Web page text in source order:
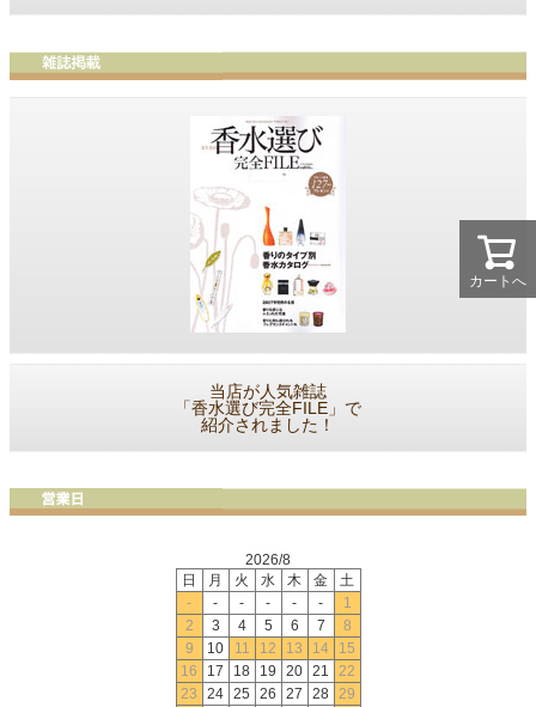
カートへ
当店が人気雑誌
「香水選び完全FILE」で
紹介されました！
2026/8
日
月 火 水 木 金
土
-
- - - - -
1
2
3 4 5 6 7
8
9
10 11 12 13 14
15
16
17 18 19 20 21
22
23
24 25 26 27 28 29